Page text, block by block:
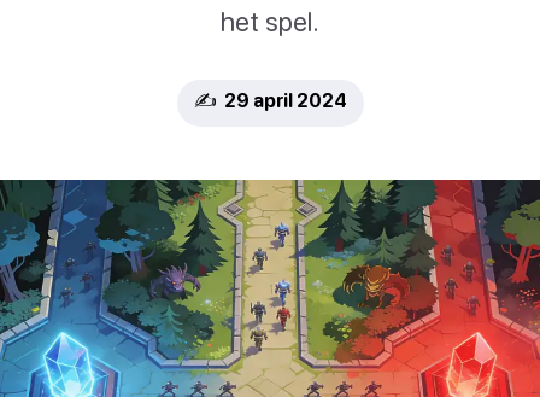
het spel.
✍️ 29 april 2024